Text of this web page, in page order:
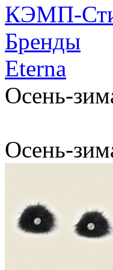
КЭМП-
Бренды
Eterna
Осень-
Осень-